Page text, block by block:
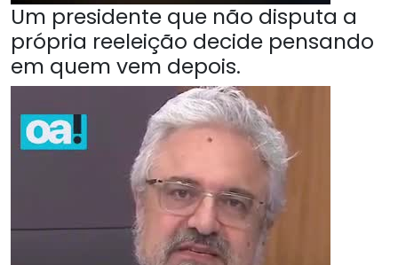
Um presidente que não disputa a
própria reeleição decide pensando
em quem vem depois.